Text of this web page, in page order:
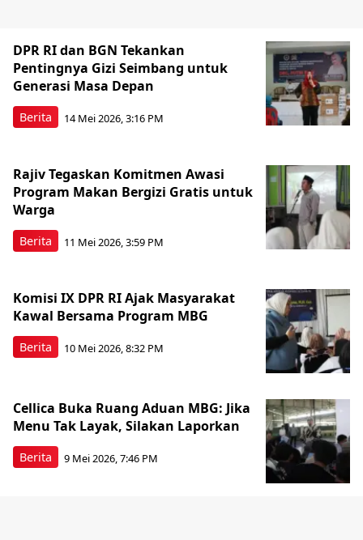
Berita
DPR RI dan BGN Tekankan
Pentingnya Gizi Seimbang untuk
Generasi Masa Depan
14 Mei 2026, 3:16 PM
Berita
Rajiv Tegaskan Komitmen Awasi
Program Makan Bergizi Gratis untuk
Warga
11 Mei 2026, 3:59 PM
Berita
Komisi IX DPR RI Ajak Masyarakat
Kawal Bersama Program MBG
10 Mei 2026, 8:32 PM
Berita
Cellica Buka Ruang Aduan MBG: Jika
Menu Tak Layak, Silakan Laporkan
9 Mei 2026, 7:46 PM